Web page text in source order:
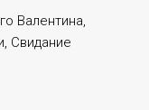
Валентина,
Свидание